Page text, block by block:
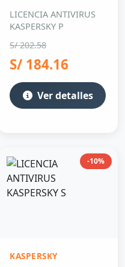
LICENCIA ANTIVIRUS
KASPERSKY P
S/ 202.58
S/ 184.16
Ver detalles
-10%
KASPERSKY